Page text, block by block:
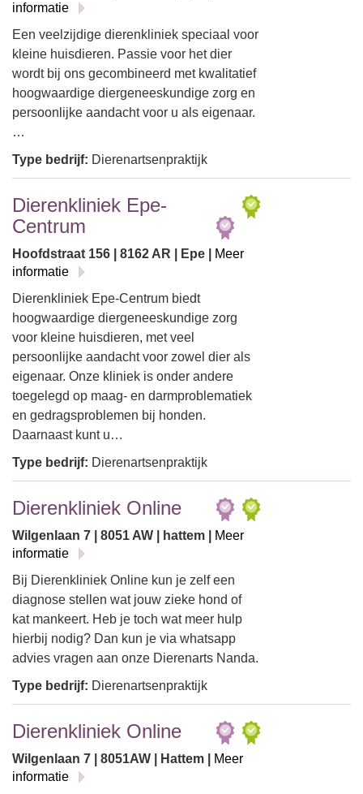
informatie
Een veelzijdige dierenkliniek speciaal voor
kleine huisdieren. Passie voor het dier
wordt bij ons gecombineerd met kwalitatief
hoogwaardige diergeneeskundige zorg en
persoonlijke aandacht voor u als eigenaar.
…
Type bedrijf: Dierenartsenpraktijk
Dierenkliniek Epe-
Centrum
Hoofdstraat 156 | 8162 AR | Epe |
Meer
informatie
Dierenkliniek Epe-Centrum biedt
hoogwaardige diergeneeskundige zorg
voor kleine huisdieren, met veel
persoonlijke aandacht voor zowel dier als
eigenaar. Onze kliniek is onder andere
toegelegd op maag- en darmproblematiek
en gedragsproblemen bij honden.
Daarnaast kunt u…
Type bedrijf: Dierenartsenpraktijk
Dierenkliniek Online
Wilgenlaan 7 | 8051 AW | hattem |
Meer
informatie
Bij Dierenkliniek Online kun je zelf een
diagnose stellen wat jouw zieke hond of
kat mankeert. Heb je toch wat meer hulp
hierbij nodig? Dan kun je via whatsapp
advies vragen aan onze Dierenarts Nanda.
Type bedrijf: Dierenartsenpraktijk
Dierenkliniek Online
Wilgenlaan 7 | 8051AW | Hattem |
Meer
informatie